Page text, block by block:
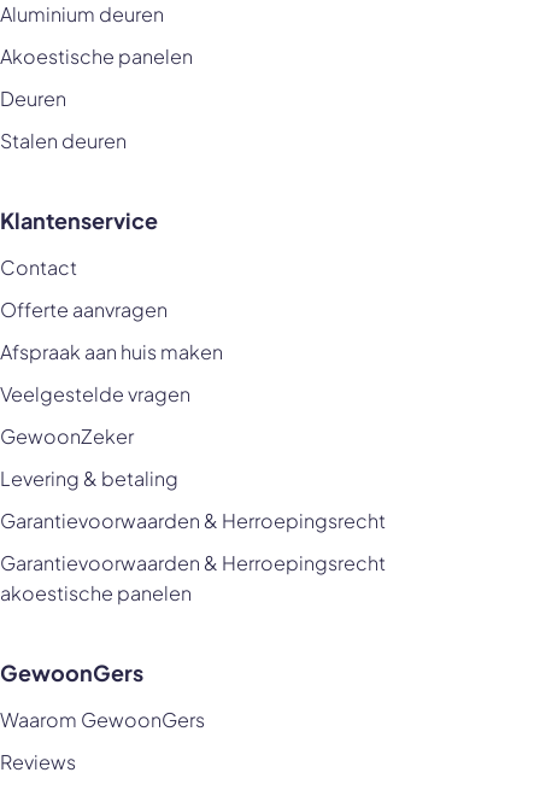
Aluminium deuren
Akoestische panelen
Deuren
Stalen deuren
Klantenservice
Contact
Offerte aanvragen
Afspraak aan huis maken
Veelgestelde vragen
GewoonZeker
Levering & betaling
Garantievoorwaarden & Herroepingsrecht
Garantievoorwaarden & Herroepingsrecht
akoestische panelen
GewoonGers
Waarom GewoonGers
Reviews